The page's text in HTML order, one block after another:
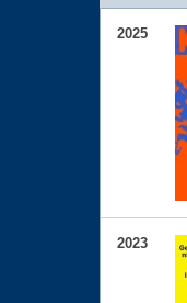
2025
2023